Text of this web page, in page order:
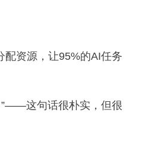
资源，让95%的AI任务
”——这句话很朴实，但很